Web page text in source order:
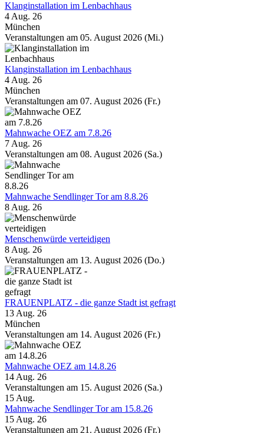
Klanginstallation im Lenbachhaus
4 Aug. 26
München
Veranstaltungen am 05. August 2026 (Mi.)
Klanginstallation im Lenbachhaus
4 Aug. 26
München
Veranstaltungen am 07. August 2026 (Fr.)
Mahnwache OEZ am 7.8.26
7 Aug. 26
Veranstaltungen am 08. August 2026 (Sa.)
Mahnwache Sendlinger Tor am 8.8.26
8 Aug. 26
Menschenwürde verteidigen
8 Aug. 26
Veranstaltungen am 13. August 2026 (Do.)
FRAUENPLATZ - die ganze Stadt ist gefragt
13 Aug. 26
München
Veranstaltungen am 14. August 2026 (Fr.)
Mahnwache OEZ am 14.8.26
14 Aug. 26
Veranstaltungen am 15. August 2026 (Sa.)
15Aug.
Mahnwache Sendlinger Tor am 15.8.26
15 Aug. 26
Veranstaltungen am 21. August 2026 (Fr.)